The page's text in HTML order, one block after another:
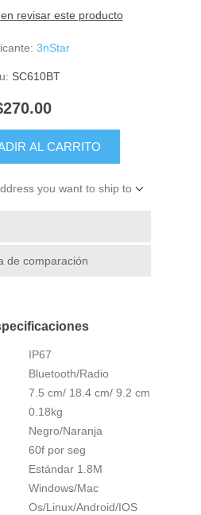
revisar este producto
3nStar
SC610BT
AL CARRITO
you want to ship to
de comparación
IP67
Bluetooth/Radio
7.5 cm/ 18.4 cm/ 9.2 cm
0.18kg
Negro/Naranja
60f por seg
Estándar 1.8M
Windows/Mac
Os/Linux/Android/IOS